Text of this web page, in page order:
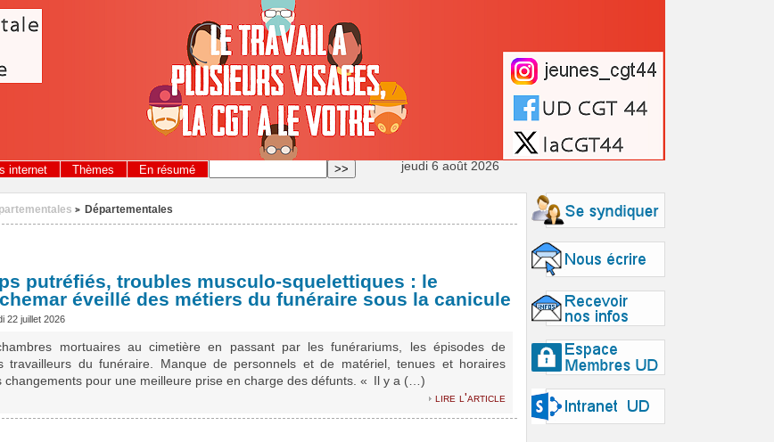
internet Thèmes En résumé jeudi 6 août 2026
> Départementales
putréfiés, troubles musculo-squelettiques : le
éveillé des métiers du funéraire sous la canicule
22 juillet 2026
mortuaires au cimetière en passant par les funérariums, les épisodes de
travailleurs du funéraire. Manque de personnels et de matériel, tenues et horaires
changements pour une meilleure prise en charge des défunts. « Il y a (…)
lire l'article